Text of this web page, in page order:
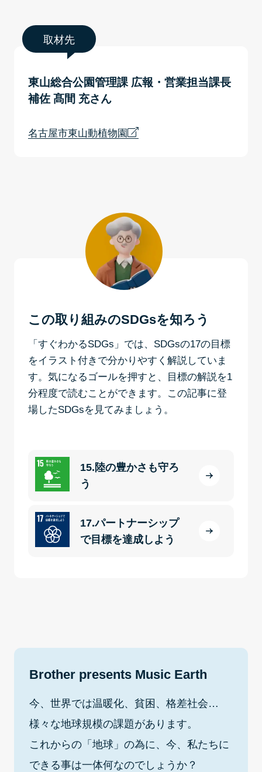
取材先
東山総合公園管理課 広報・営業担当課長
補佐 髙間 充さん
名古屋市東山動植物園
この取り組みのSDGsを知ろう
「すぐわかるSDGs」では、SDGsの17の目標
をイラスト付きで分かりやすく解説していま
す。気になるゴールを押すと、目標の解説を1
分程度で読むことができます。この記事に登
場したSDGsを見てみましょう。
15.陸の豊かさも守ろ
う
17.パートナーシップ
で目標を達成しよう
Brother presents Music Earth
今、世界では温暖化、貧困、格差社会…
様々な地球規模の課題があります。
これからの「地球」の為に、今、私たちに
できる事は一体何なのでしょうか？